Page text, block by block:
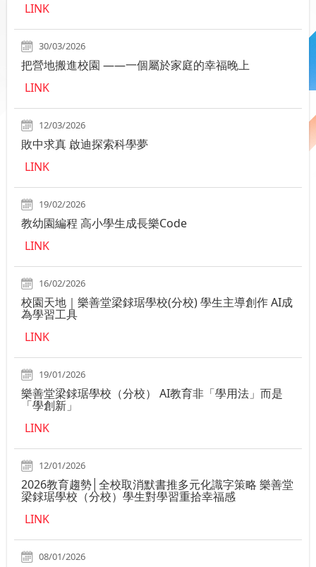
LINK
30/03/2026
把營地搬進校園 ——一個屬於家庭的幸福晚上
LINK
12/03/2026
敗中求真 啟迪探索科學夢
LINK
19/02/2026
教幼園編程 高小學生成長樂Code
LINK
16/02/2026
校園天地｜樂善堂梁銶琚學校(分校) 學生主導創作 AI成
為學習工具
LINK
19/01/2026
樂善堂梁銶琚學校（分校） AI教育非「學用法」而是
「學創新」
LINK
12/01/2026
2026教育趨勢│全校取消默書推多元化識字策略 樂善堂
梁銶琚學校（分校）學生對學習重拾幸福感
LINK
08/01/2026